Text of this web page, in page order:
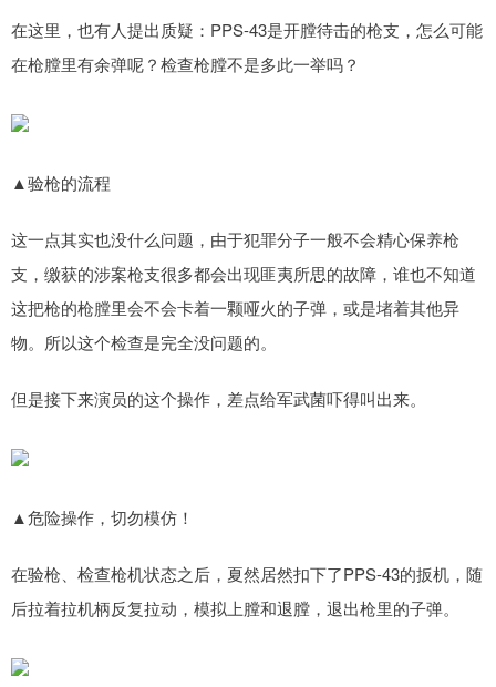
在这里，也有人提出质疑：PPS-43是开膛待击的枪支，怎么可能
在枪膛里有余弹呢？检查枪膛不是多此一举吗？
▲验枪的流程
这一点其实也没什么问题，由于犯罪分子一般不会精心保养枪
支，缴获的涉案枪支很多都会出现匪夷所思的故障，谁也不知道
这把枪的枪膛里会不会卡着一颗哑火的子弹，或是堵着其他异
物。所以这个检查是完全没问题的。
但是接下来演员的这个操作，差点给军武菌吓得叫出来。
▲危险操作，切勿模仿！
在验枪、检查枪机状态之后，夏然居然扣下了PPS-43的扳机，随
后拉着拉机柄反复拉动，模拟上膛和退膛，退出枪里的子弹。